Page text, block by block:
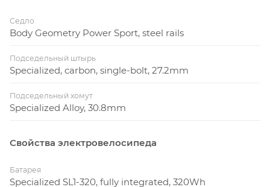
Седло
Body Geometry Power Sport, steel rails
Подседельный штырь
Specialized, carbon, single-bolt, 27.2mm
Подседельный хомут
Specialized Alloy, 30.8mm
Свойства электровелосипеда
Батарея
Specialized SL1-320, fully integrated, 320Wh